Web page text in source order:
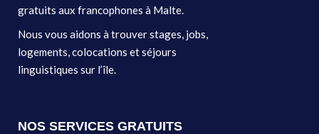
gratuits aux francophones à Malte.
Nous vous aidons à trouver stages, jobs,
logements, colocations et séjours
linguistiques sur l’île.
NOS SERVICES GRATUITS